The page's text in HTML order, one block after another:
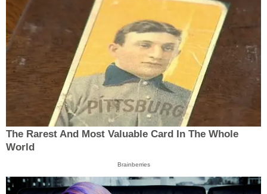
The Rarest And Most Valuable Card In The Whole
World
Brainberries